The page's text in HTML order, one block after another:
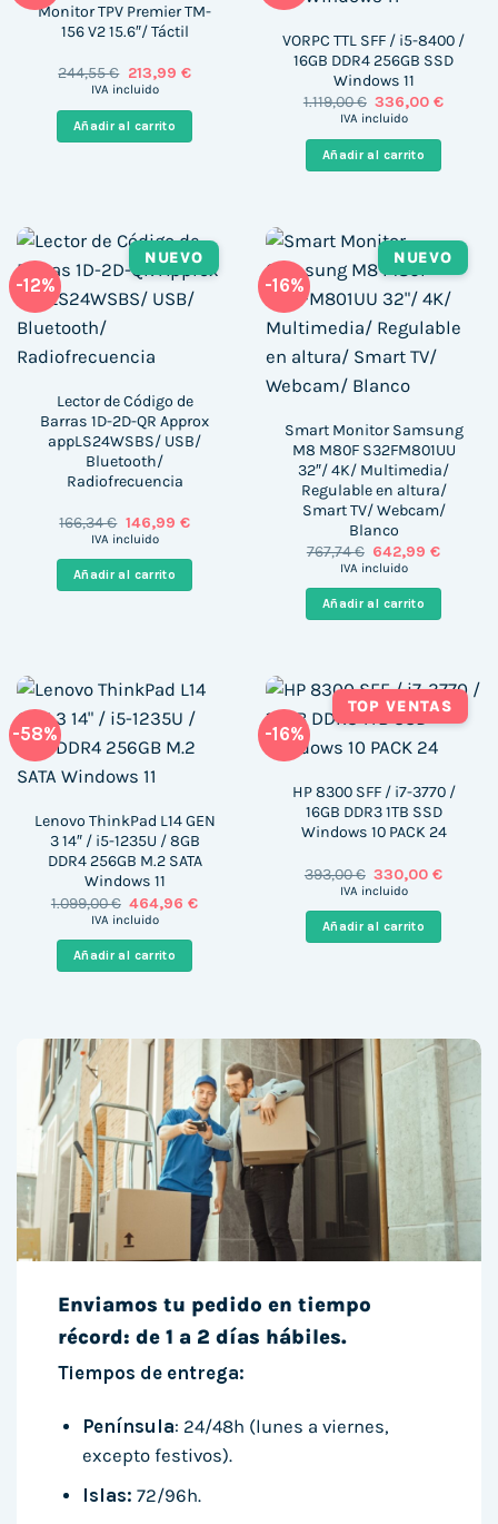
Monitor TPV Premier TM-
156 V2 15.6″/ Táctil
244,55€ El
precio
era:
244,55 €.
213,99 €El
es:
IVA incluido
Añadir al carrito
VORPC TTL SFF / i5-8400 /
16GB DDR4 256GB SSD
Windows 11
1.119,00€ El
precio
era:
1.119,00 €.
336,00€El
IVA incluido
Añadir al carrito
-12%
NUEVO
Lector de Código de
Barras 1D-2D-QR Approx
appLS24WSBS/ USB/
Bluetooth/
Radiofrecuencia
166,34€ El
precio
era:
166,34 €.
146,99 €El
es:
146,99 €.
IVA incluido
Añadir al carrito
-16%
NUEVO
Smart Monitor Samsung
M8 M80F S32FM801UU
32″/ 4K/ Multimedia/
Regulable en altura/
Smart TV/ Webcam/
Blanco
767,74€ El
precio
era:
767,74 €.
642,99€El
es:
642,99
IVA incluido
Añadir al carrito
-58%
Lenovo ThinkPad L14 GEN
3 14″ / i5-1235U / 8GB
DDR4 256GB M.2 SATA
Windows 11
1.099,00€ El
precio
era:
1.099,00 €.
464,96€El
IVA incluido
Añadir al carrito
-16%
TOP VENTAS
HP 8300 SFF / i7-3770 /
16GB DDR3 1TB SSD
Windows 10 PACK 24
393,00€ El
precio
era:
393,00 €.
330,00€El
IVA incluido
Añadir al carrito
Enviamos tu pedido en tiempo
récord: de 1 a 2 días hábiles.
Tiempos de entrega:
Península: 24/48h (lunes a viernes,
excepto festivos).
Islas: 72/96h.